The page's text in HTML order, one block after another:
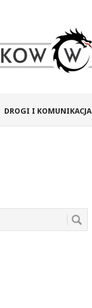
DROGI I KOMUNIKACJA